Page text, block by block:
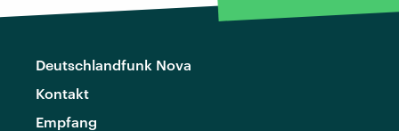
Deutschlandfunk Nova
Kontakt
Empfang